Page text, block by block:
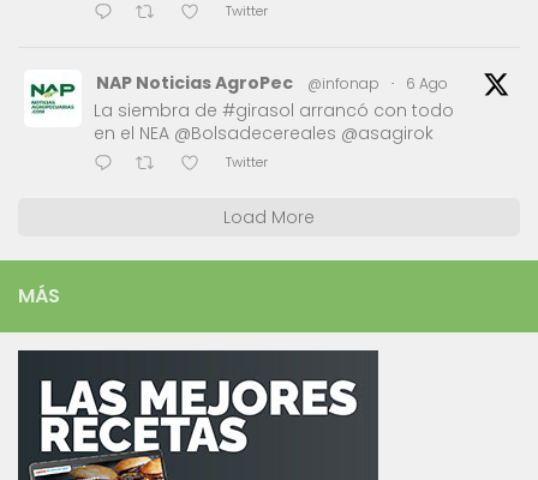
Twitter
NAP Noticias AgroPec @infonap · 6 Ago
La siembra de #girasol arrancó con todo
en el NEA @Bolsadecereales @asagirok
Twitter
Load More
MÁS